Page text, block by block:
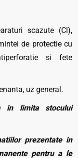
scazute (CI),
de protectie cu
si fete
uz general.
in limita stocului
prezentate in
pentru a le